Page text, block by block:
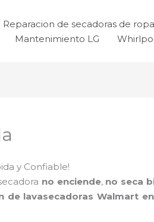
Reparacion de secadoras de ropa
Mantenimiento LG
y Confiable!
no enciende, no seca
de lavasecadoras Walmart en